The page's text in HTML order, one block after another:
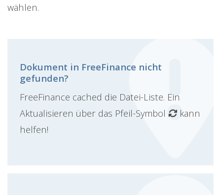
wählen.
Dokument in FreeFinance nicht
gefunden?
FreeFinance cached die Datei-Liste. Ein
Aktualisieren über das Pfeil-Symbol
kann
helfen!